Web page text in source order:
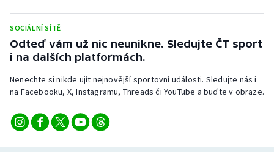
SOCIÁLNÍ SÍTĚ
Odteď vám už nic neunikne. Sledujte ČT sport
i na dalších platformách.
Nenechte si nikde ujít nejnovější sportovní události. Sledujte nás i
na Facebooku, X, Instagramu, Threads či YouTube a buďte v obraze.